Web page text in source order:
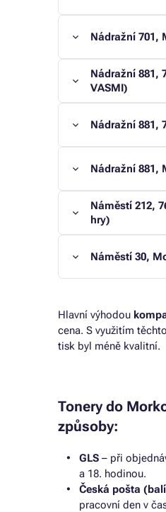
Nádražní 701,
Nádražní 881,
VASMI)
Nádražní 881,
Nádražní 881,
Náměstí 212,
hry)
Náměstí 30,
Hlavní výhodou
cena. S využitím
tisk byl méně kvalitní.
Tonery do
způsoby:
GLS – při
a 18. hodinou.
Česká pošta
pracovní den v